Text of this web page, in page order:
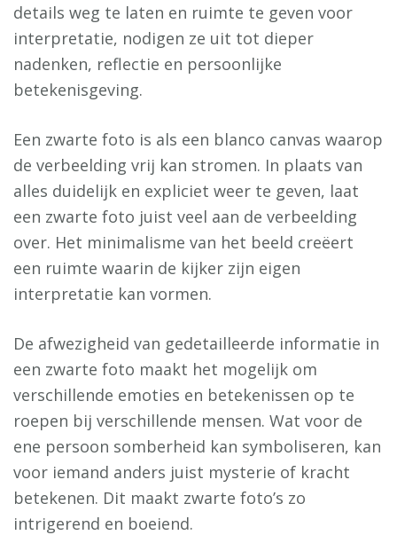
details weg te laten en ruimte te geven voor
interpretatie, nodigen ze uit tot dieper
nadenken, reflectie en persoonlijke
betekenisgeving.
Een zwarte foto is als een blanco canvas waarop
de verbeelding vrij kan stromen. In plaats van
alles duidelijk en expliciet weer te geven, laat
een zwarte foto juist veel aan de verbeelding
over. Het minimalisme van het beeld creëert
een ruimte waarin de kijker zijn eigen
interpretatie kan vormen.
De afwezigheid van gedetailleerde informatie in
een zwarte foto maakt het mogelijk om
verschillende emoties en betekenissen op te
roepen bij verschillende mensen. Wat voor de
ene persoon somberheid kan symboliseren, kan
voor iemand anders juist mysterie of kracht
betekenen. Dit maakt zwarte foto’s zo
intrigerend en boeiend.